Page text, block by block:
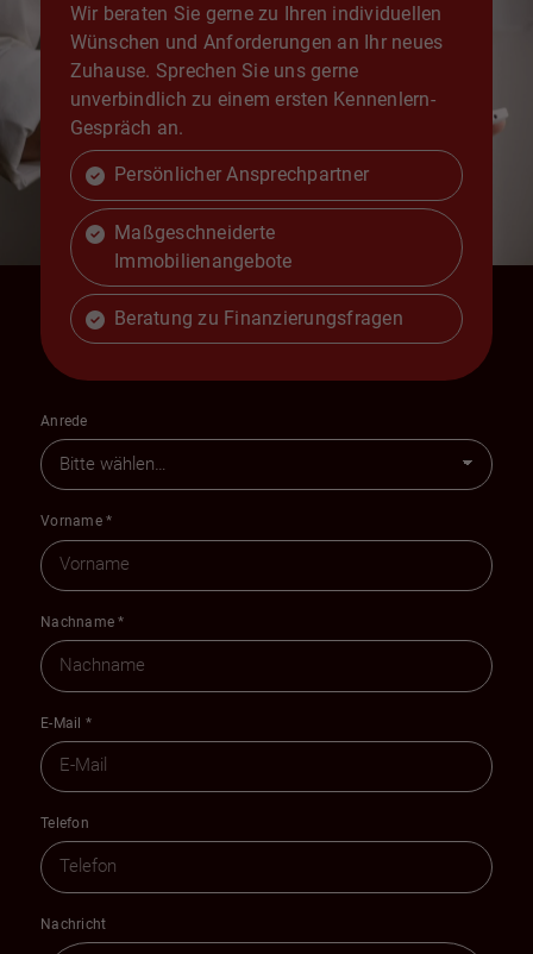
Wir beraten Sie gerne zu Ihren individuellen
Wünschen und Anforderungen an Ihr neues
Zuhause. Sprechen Sie uns gerne
unverbindlich zu einem ersten Kennenlern-
Gespräch an.
Persönlicher Ansprechpartner
Maßgeschneiderte
Immobilienangebote
Beratung zu Finanzierungsfragen
Anrede
Vorname*
Nachname*
E-Mail *
Telefon
Nachricht